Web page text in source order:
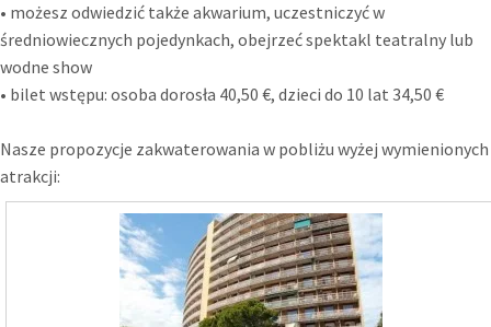
• możesz odwiedzić także akwarium, uczestniczyć w
średniowiecznych pojedynkach, obejrzeć spektakl teatralny lub
wodne show
• bilet wstępu: osoba dorosła 40,50 €, dzieci do 10 lat 34,50 €
Nasze propozycje zakwaterowania w pobliżu wyżej wymienionych
atrakcji: